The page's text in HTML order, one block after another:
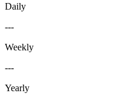
Daily
---
Weekly
---
Yearly